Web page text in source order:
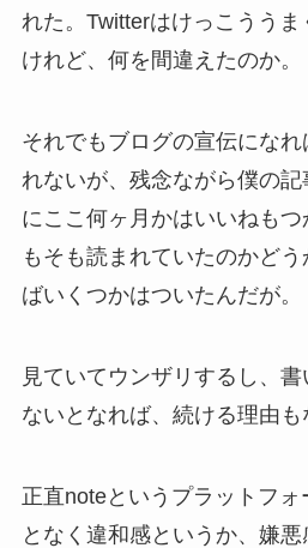
れた。Twitterはけっこうう
けれど、何を間違えたのか。
それでもブログの宣伝にな
れないが、残念ながら僕の
にここ何ヶ月かはいいねも
もそも読まれていたのかど
ばいくつかはついたんだが。
見ていてウンザリするし、
ないとなれば、続ける理由も
正直noteというプラットフ
となく違和感というか、嫌